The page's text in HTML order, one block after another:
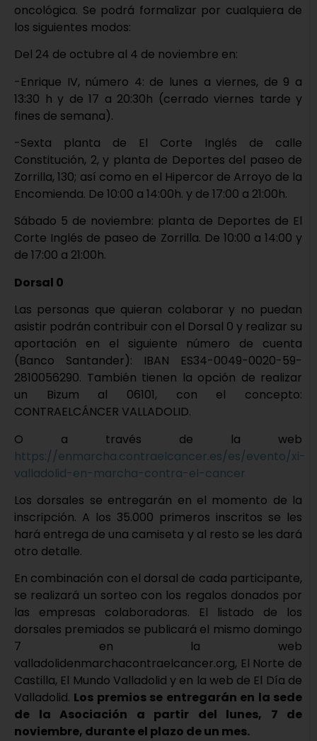
oncológica. Se podrá formalizar por cualquiera de
los siguientes modos:
Del 24 de octubre al 4 de noviembre en:
-Enrique IV, número 4: de lunes a viernes, de 9 a
13:30 h y de 17 a 20:30h (cerrado viernes tarde y
fines de semana).
-Sexta planta de El Corte Inglés de calle
Constitución, 2, y planta de Deportes del paseo de
Zorrilla, 130; así como en el Hipercor de Arroyo de la
Encomienda. De 10:00 a 14:00h. y de 17:00 a 21:00h.
Sábado 5 de noviembre: planta de Deportes de El
Corte Inglés de paseo de Zorrilla. De 10:00 a 14:00 y
de 17:00 a 21:00h.
Dorsal 0
Las personas que quieran colaborar y no puedan
asistir podrán contribuir con el Dorsal 0 y realizar su
aportación en el siguiente número de cuenta
(Banco Santander): IBAN ES34-0049-0020-59-
2810056290. También tienen la opción de realizar
un Bizum al 06101, con el concepto:
CONTRAELCÁNCER VALLADOLID.
O a través de la web
https://enmarcha.contraelcancer.es/es/evento/xi-
valladolid-en-marcha-contra-el-cancer
Los dorsales se entregarán en el momento de la
inscripción. A los 35.000 primeros inscritos se les
hará entrega de una camiseta y al resto se les dará
otro detalle.
En combinación con el dorsal de cada participante,
se realizará un sorteo con los regalos donados por
las empresas colaboradoras. El listado de los
dorsales premiados se publicará el mismo domingo
7 en la web
valladolidenmarchacontraelcancer.org, El Norte de
Castilla, El Mundo Valladolid y en la web de El Día de
Valladolid. Los premios se entregarán en la sede
de la Asociación a partir del lunes, 7 de
noviembre, durante el plazo de un mes.